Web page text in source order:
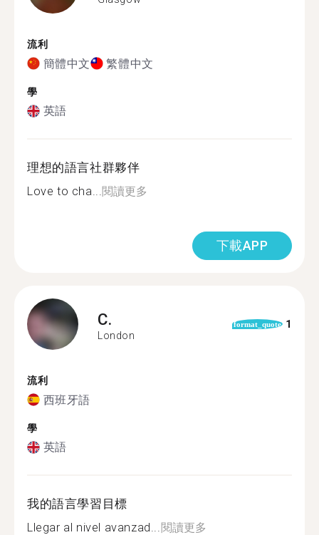
流利
簡體中文 繁體中文
學
英語
理想的語言社群夥伴
Love to cha...閱讀更多
下載APP
C.
London
format_quote 1
流利
西班牙語
學
英語
我的語言學習目標
Llegar al nivel avanzad...閱讀更多